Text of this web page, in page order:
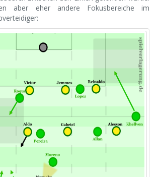
aber eher andere Fokusbereiche im